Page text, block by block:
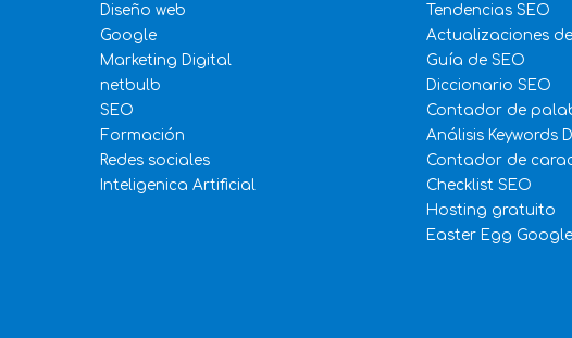
Diseño web
Google
Marketing Digital
netbulb
SEO
Formación
Redes sociales
Inteligenica Artificial
Tendencias SEO
Actualizaciones
Guía de SEO
Diccionario SEO
Contador de
Análisis Keywords
Contador de
Checklist SEO
Hosting gratuito
Easter Egg Google